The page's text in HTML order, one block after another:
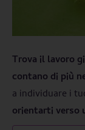
Trova il lavoro
contano di più
a individuare i
orientarti verso